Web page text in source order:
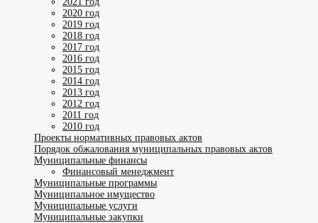
2020 год
2019 год
2018 год
2017 год
2016 год
2015 год
2014 год
2013 год
2012 год
2011 год
2010 год
Проекты нормативных правовых актов
Порядок обжалования муниципальных правовых актов
Муниципальные финансы
Финансовый менеджмент
Муниципальные программы
Муниципальное имущество
Муниципальные услуги
Муниципальные закупки